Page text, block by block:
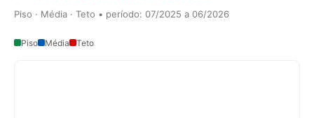
Piso · Média · Teto • período: 07/2025 a 06/2026
Piso Média Teto